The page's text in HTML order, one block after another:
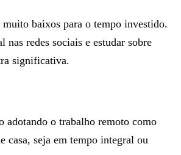
baixos para o tempo investido.
redes sociais e estudar sobre
significativa.
adotando o trabalho remoto como
casa, seja em tempo integral ou